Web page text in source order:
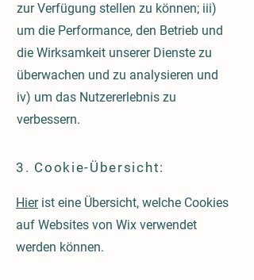
zur Verfügung stellen zu können; iii)
um die Performance, den Betrieb und
die Wirksamkeit unserer Dienste zu
überwachen und zu analysieren und
iv) um das Nutzererlebnis zu
verbessern.
3. Cookie-Übersicht:
Hierist eine Übersicht, welche Cookies
auf Websites von Wix verwendet
werden können.